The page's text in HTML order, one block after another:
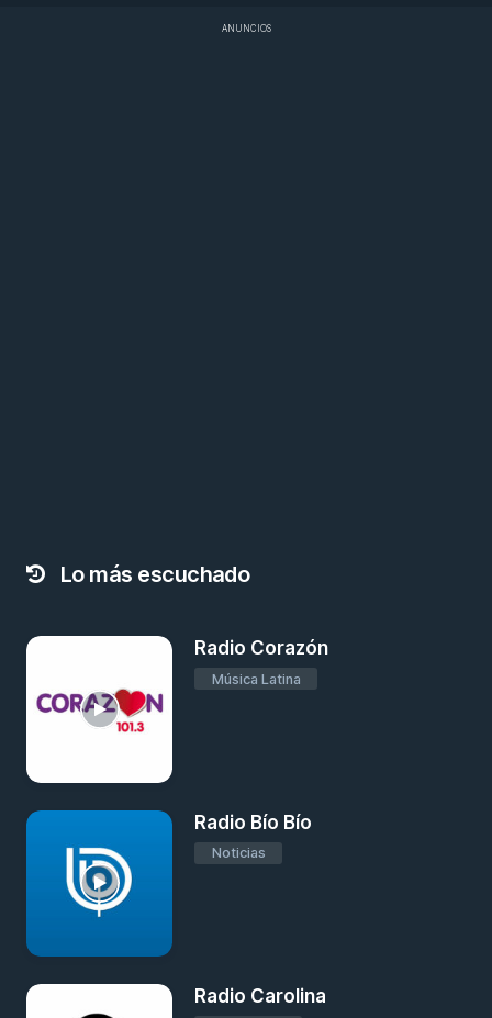
ANUNCIOS
Lo más escuchado
Radio Corazón
Música Latina
Radio Bío Bío
Noticias
Radio Carolina